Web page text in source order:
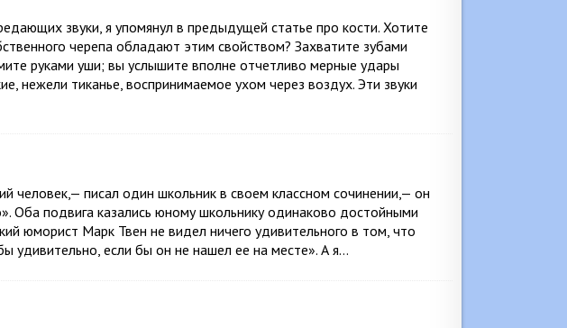
звуки, я упомянул в предыдущей статье про кости. Хотите
черепа обладают этим свойством? Захватите зубами
руками уши; вы услышите вполне отчетливо мерные удары
нежели тиканье, воспринимаемое ухом через воздух. Эти звуки
человек,— писал один школьник в своем классном сочинении,— он
Оба подвига казались юному школьнику одинаково достойными
юморист Марк Твен не видел ничего удивительного в том, что
удивительно, если бы он не нашел ее на месте». А я…